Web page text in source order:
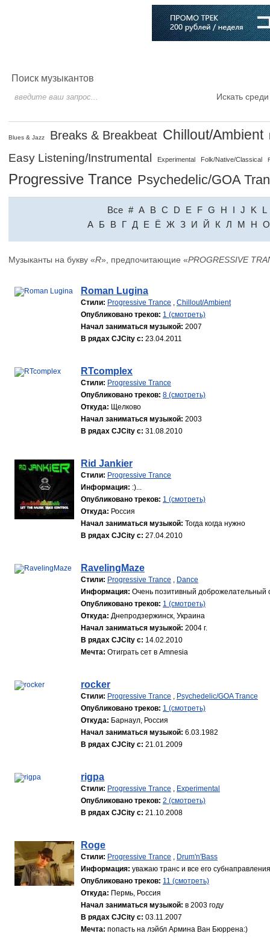
Поиск музыкантов
Искать
Blues & Jazz Breaks & Breakbeat Chillout/Ambient
Easy Listening/Instrumental Experimental Folk/Native/Classical
Progressive Trance Psychedelic/GOA
Все # A B C D E F G H I J K
L
A Б В Г Д Е Ё Ж З И Й К Л М Н О
Музыканты на букву «R», предпочитающие «PROGRESSIVE
Roman Lugina
Стили: Progressive Trance , Chillout/Ambient
Опубликовано треков: 1 (смотреть)
Начал заниматься музыкой: 2007
В рядах CJCity с: 23.04.2011
RTcomplex
Стили: Progressive Trance
Опубликовано треков: 8 (смотреть)
Откуда: Щелково
Начал заниматься музыкой: 2003
В рядах CJCity с: 31.08.2010
Rid Jankier
Стили: Progressive Trance
Информация: :)...
Опубликовано треков: 1 (смотреть)
Откуда: Россия
Начал заниматься музыкой: Тогда когда нужно
В рядах CJCity с: 27.04.2010
RavelingMaze
Стили: Progressive Trance , Dance
Информация: Очень позитивный доброжелательный
Опубликовано треков: 1 (смотреть)
Откуда: Днепродзержинск, Украина
Начал заниматься музыкой: 2004 г.
В рядах CJCity с: 14.02.2010
Мечта: Отиграть сет в Amnesia
rocker
Стили: Progressive Trance , Psychedelic/GOA Trance
Опубликовано треков: 1 (смотреть)
Откуда: Барнаул, Россия
Начал заниматься музыкой: 6.03.1982
В рядах CJCity с: 21.01.2009
rigpa
Стили: Progressive Trance , Experimental
Опубликовано треков: 2 (смотреть)
В рядах CJCity с: 21.10.2008
Roge
Стили: Progressive Trance , Drum'n'Bass
Информация: уважаю транс и все его
Опубликовано треков: 11 (смотреть)
Откуда: Пермь, Россия
Начал заниматься музыкой: в 2003 году
В рядах CJCity с: 03.11.2007
Мечта: попасть на лэйбл Армина Ван Бюррена:)